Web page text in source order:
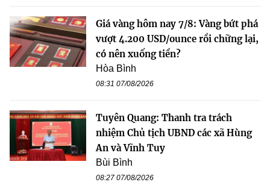
Giá vàng hôm nay 7/8: Vàng bứt phá
vượt 4.200 USD/ounce rồi chững lại,
có nên xuống tiền?
Hòa Bình
08:31 07/08/2026
Tuyên Quang: Thanh tra trách
nhiệm Chủ tịch UBND các xã Hùng
An và Vĩnh Tuy
Bùi Bình
08:27 07/08/2026